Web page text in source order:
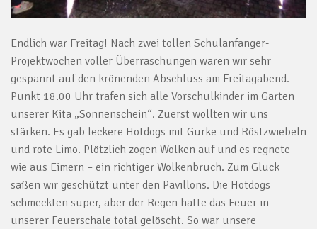
Endlich war Freitag! Nach zwei tollen Schulanfänger-
Projektwochen voller Überraschungen waren wir sehr
gespannt auf den krönenden Abschluss am Freitagabend.
Punkt 18.00 Uhr trafen sich alle Vorschulkinder im Garten
unserer Kita „Sonnenschein“. Zuerst wollten wir uns
stärken. Es gab leckere Hotdogs mit Gurke und Röstzwiebeln
und rote Limo. Plötzlich zogen Wolken auf und es regnete
wie aus Eimern – ein richtiger Wolkenbruch. Zum Glück
saßen wir geschützt unter den Pavillons. Die Hotdogs
schmeckten super, aber der Regen hatte das Feuer in
unserer Feuerschale total gelöscht. So war unsere